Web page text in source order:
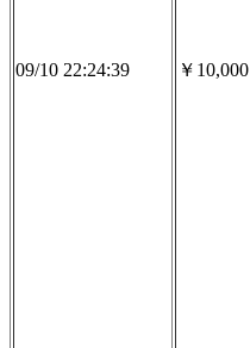
09/10 22:24:39 ￥10,000